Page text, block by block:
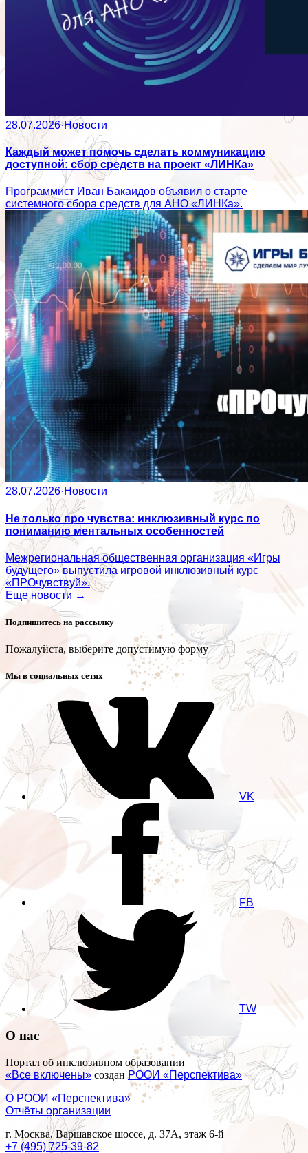
28.07.2026·Новости
Каждый может помочь сделать коммуникацию
доступной: сбор средств на проект «ЛИНКа»
Программист Иван Бакаидов объявил о старте
системного сбора средств для АНО «ЛИНКа».
28.07.2026·Новости
Не только про чувства: инклюзивный курс по
пониманию ментальных особенностей
Межрегиональная общественная организация «Игры
будущего» выпустила игровой инклюзивный курс
«ПРОчувствуй».
Еще новости →
Подпишитесь на рассылку
Пожалуйста, выберите допустимую форму
Мы в социальных сетях
VK
FB
TW
О нас
Портал об инклюзивном образовании
«Все включены» созданРООИ «Перспектива»
О РООИ «Перспектива»
Отчёты организации
г. Москва, Варшавское шоссе, д. 37А, этаж 6-й
+7 (495) 725-39-82